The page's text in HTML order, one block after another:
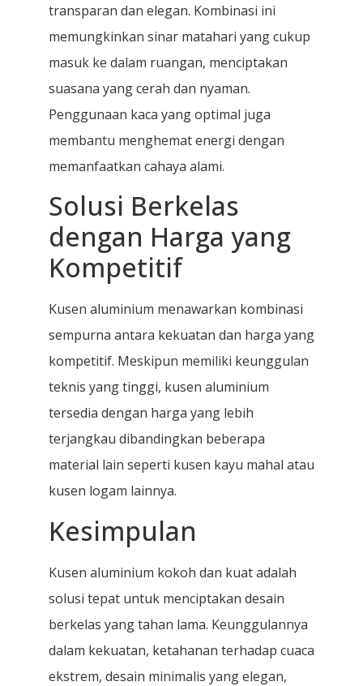
transparan dan elegan. Kombinasi ini
memungkinkan sinar matahari yang cukup
masuk ke dalam ruangan, menciptakan
suasana yang cerah dan nyaman.
Penggunaan kaca yang optimal juga
membantu menghemat energi dengan
memanfaatkan cahaya alami.
Solusi Berkelas
dengan Harga yang
Kompetitif
Kusen aluminium menawarkan kombinasi
sempurna antara kekuatan dan harga yang
kompetitif. Meskipun memiliki keunggulan
teknis yang tinggi, kusen aluminium
tersedia dengan harga yang lebih
terjangkau dibandingkan beberapa
material lain seperti kusen kayu mahal atau
kusen logam lainnya.
Kesimpulan
Kusen aluminium kokoh dan kuat adalah
solusi tepat untuk menciptakan desain
berkelas yang tahan lama. Keunggulannya
dalam kekuatan, ketahanan terhadap cuaca
ekstrem, desain minimalis yang elegan,